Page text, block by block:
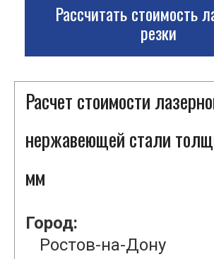
Рассчитать стоимость
резки
Расчет стоимости
нержавеющей стали
мм
Город:
Ростов-на-Дону